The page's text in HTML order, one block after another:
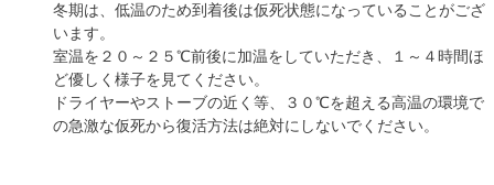
冬期は、低温のため到着後は仮死状態になっていることがござ
います。
室温を２０～２５℃前後に加温をしていただき、１～４時間ほ
ど優しく様子を見てください。
ドライヤーやストーブの近く等、３０℃を超える高温の環境で
の急激な仮死から復活方法は絶対にしないでください。